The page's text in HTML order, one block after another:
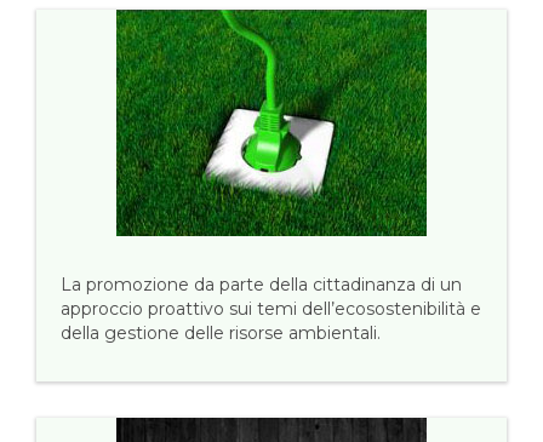
La promozione da parte della cittadinanza di un
approccio proattivo sui temi dell’ecosostenibilità e
della gestione delle risorse ambientali.